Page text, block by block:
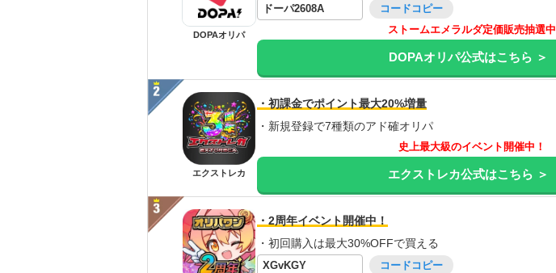
DOPAオリパ
ドーパ2608A
コードコピー
ストームエメラルダ定価販売抽選中
DOPAオリパ公式はこちら ＞
エクストレカ
・初課金でポイント最大20%増量
・新規登録で7種類のアド確オリパ
史上最大級のイベント開催中！
エクストレカ公式はこちら ＞
・2周年イベント開催中！
・初回購入は最大30%OFFで買える
XGvKGY
コードコピー